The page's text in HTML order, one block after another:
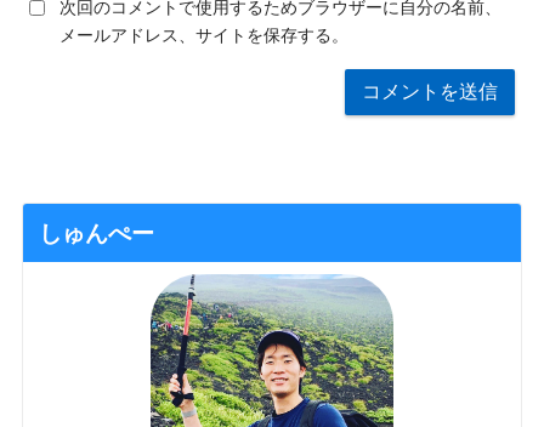
次回のコメントで使用するためブラウザーに自分の名前、
メールアドレス、サイトを保存する。
しゅんぺー